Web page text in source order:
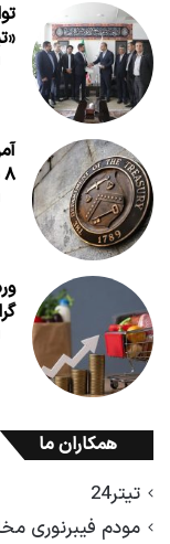
۸ نفتکش و ۱۰ نهاد در لیست تحریم
همکاران ما
تیتر24
مودم فیبرنوری